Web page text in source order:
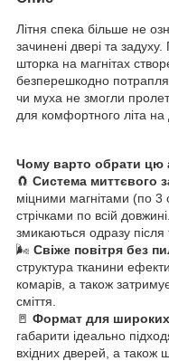
Літня спека більше не
зачинені двері та
шторка на магнітах
безперешкодно
чи муха не змогли
для комфортного літа на
Чому варто обрати цю
🧲 Система миттєвого
міцними магнітами (по 3
стрічками по всій
змикаються одразу після
🌬️ Свіже повітря без
структура тканини
комарів, а також
сміття.
🚪 Формат для широких
габарити ідеально
вхідних дверей, а також